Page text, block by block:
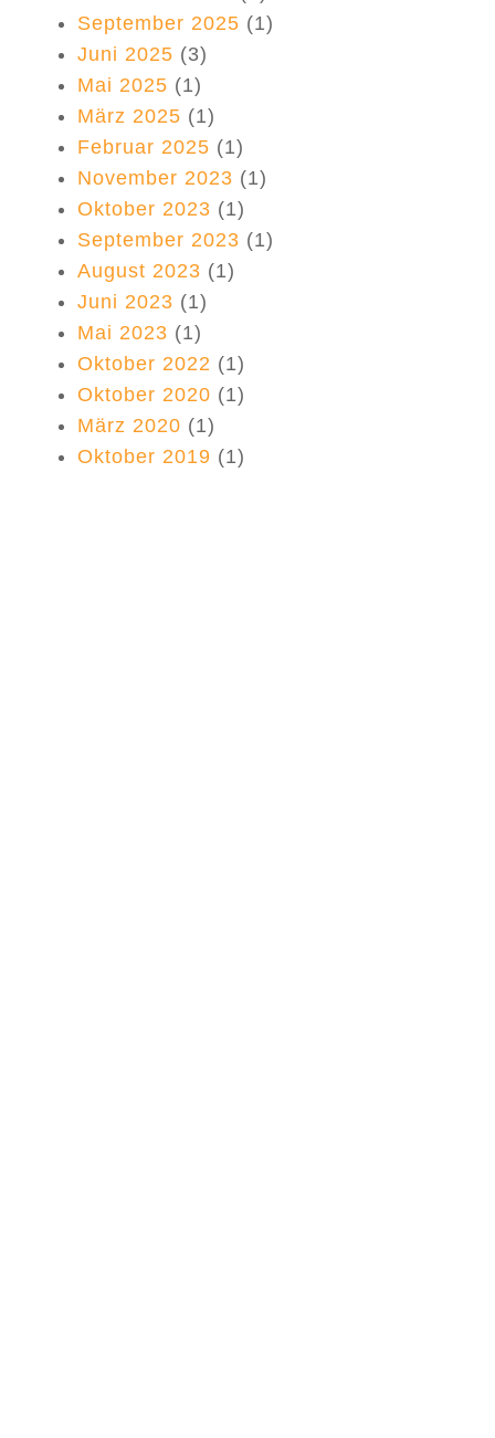
September 2025 (1)
Juni 2025 (3)
Mai 2025 (1)
März 2025 (1)
Februar 2025 (1)
November 2023 (1)
Oktober 2023 (1)
September 2023 (1)
August 2023 (1)
Juni 2023 (1)
Mai 2023 (1)
Oktober 2022 (1)
Oktober 2020 (1)
März 2020 (1)
Oktober 2019 (1)